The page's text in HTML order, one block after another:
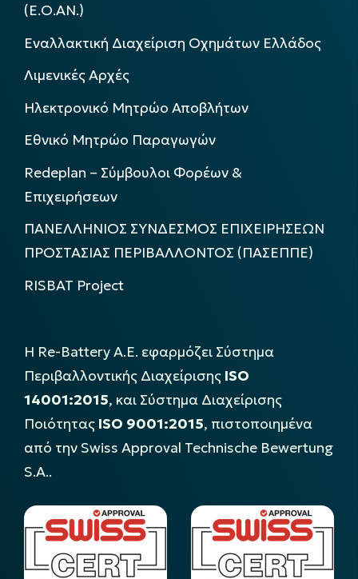
(Ε.Ο.ΑΝ.)
Εναλλακτική Διαχείριση Οχημάτων Ελλάδος
Λιμενικές Αρχές
Ηλεκτρονικό Μητρώο Αποβλήτων
Εθνικό Μητρώο Παραγωγών
Redeplan – Σύμβουλοι Φορέων &
Επιχειρήσεων
ΠΑΝΕΛΛΗΝΙΟΣ ΣΥΝΔΕΣΜΟΣ ΕΠΙΧΕΙΡΗΣΕΩΝ
ΠΡΟΣΤΑΣΙΑΣ ΠΕΡΙΒΑΛΛΟΝΤΟΣ (ΠΑΣΕΠΠΕ)
RISBAT Project
Η Re-Battery Α.Ε. εφαρμόζει Σύστημα
Περιβαλλοντικής Διαχείρισης ISO
14001:2015, και Σύστημα Διαχείρισης
Ποιότητας ISO 9001:2015, πιστοποιημένα
από την Swiss Approval Technische Bewertung
S.A..